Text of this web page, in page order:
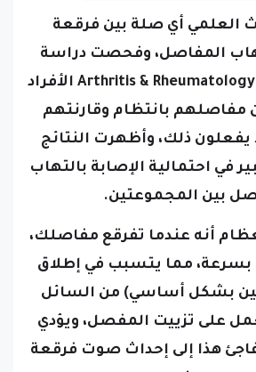
العلمي أي صلة بين فرقعة
المفاصل، وفحصت دراسة
نُشرت في مجلة Arthritis & Rheumatology الأفراد
مفاصلهم بانتظام وقارنتهم
يفعلون ذلك، وأظهرت النتائج
في احتمالية الإصابة بالتهاب
بين المجموعتين.
أنه عندما تفرقع مفاصلك،
بسرعة، مما يتسبب في إطلاق
بشكل أساسي) من السائل
على تزييت المفصل، ويؤدي
هذا إلى إحداث صوت فرقعة